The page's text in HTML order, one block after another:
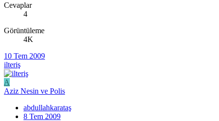
Cevaplar
4
Görüntüleme
4K
10 Tem 2009
ilteriş
A
Aziz Nesin ve Polis
abdullahkarataş
8 Tem 2009